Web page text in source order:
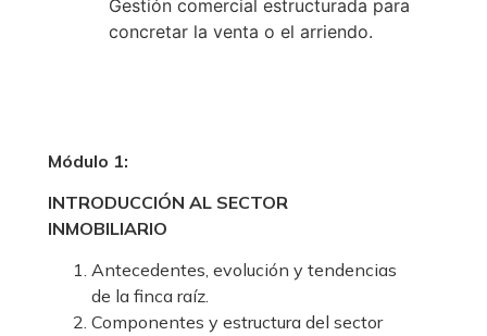
Gestión comercial estructurada para
concretar la venta o el arriendo.
Módulo 1:
INTRODUCCIÓN AL SECTOR
INMOBILIARIO
Antecedentes, evolución y tendencias
de la finca raíz.
Componentes y estructura del sector